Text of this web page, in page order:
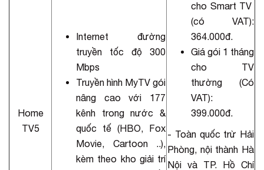
Home
TV5
Internet đường
truyền tốc độ 300
Mbps
Truyền hình MyTV gói
nâng cao với 177
kênh trong nước &
quốc tế (HBO, Fox
Movie, Cartoon ..),
kèm theo kho giải trí
cho Smart TV
(có VAT):
364.000đ.
Giá gói 1 tháng
cho TV
thường (Có
VAT):
399.000đ.
- Toàn quốc trừ Hải
Phòng, nội thành Hà
Nội và TP. Hồ Chí